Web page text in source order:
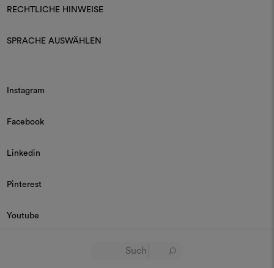
RECHTLICHE HINWEISE
SPRACHE AUSWÄHLEN
Instagram
Facebook
Linkedin
Pinterest
Youtube
© 2026 Dedar P.IVA 03187590157